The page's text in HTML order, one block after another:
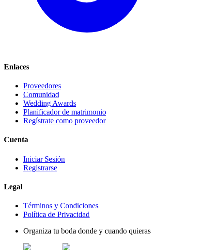
Enlaces
Proveedores
Comunidad
Wedding Awards
Planificador de matrimonio
Regístrate como proveedor
Cuenta
Iniciar Sesión
Registrarse
Legal
Términos y Condiciones
Política de Privacidad
Organiza tu boda donde y cuando quieras